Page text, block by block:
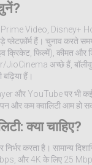
Video, Disney+
हैं। चुनाव करते
क्रिकेट, फिल्में), कीमत और
अच्छे हैं,
हैं।
और YouTube पर भी
और कम क्वालिटी आम हो
क्या चाहिए?
करता है। सामान्य
और 4K के लिए 25